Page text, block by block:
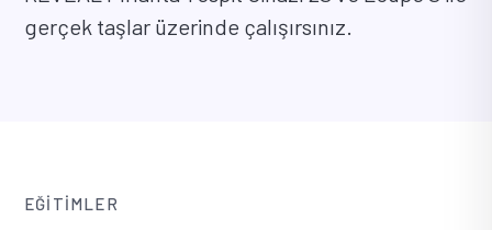
gerçek taşlar üzerinde çalışırsınız.
EĞITIMLER